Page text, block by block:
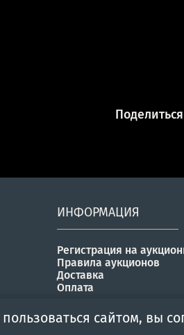
ИНФОРМАЦИЯ
Регистрация на
Правила аукционов
Доставка
Оплата
сайтом, вы